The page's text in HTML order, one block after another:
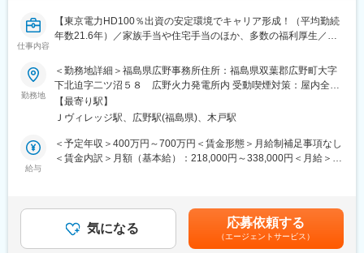
■ポジションの詳細：
・主な取引先：国土交通省、農林水産省、地方自治体、鉄道運輸
機構、各種団体、大手ゼネコン
・在籍人数：全国9支社にて約1,000名以上の技術が活躍しており
ます！中途入社者、多数活躍中！
■ワークライフバランス：
ることが可能です。
・退社時間や休日も公務員に準拠。官公庁は「働き方改革」を推
も特徴です。
・退職金制度や介護休業制度もあり、働きやすい環境が整ってお
ります。
仕事内容
【東京電力HD100％出資の安定環境でキャリア形成！（平均勤続
年数21.6年）／家族手当や住宅手当のほか、多数の福利厚生／残
■業務内容：
火力・バイオマス等の発電設備のメンテナンス工事の施工管理業
務を担当いただきます。
東京電力グループ会社だけではなく、グループ外の外販も伸びて
きているため、火力発電、原子力発電のみならず、バイオマス発
電などの再生可能エネルギーに関する幅広い案件に携わることが
可能です。
＜施工管理とは？＞
工事全体を管理・調整するお仕事です。実際に工事をする職人さ
勤務地
＜勤務地詳細＞福島県広野事務所住所：福島県双葉郡広野町大字
下北迫字二ツ沼５８ 広野火力発電所内 受動喫煙対策：屋内全面
禁煙変更の範囲：会社の定める事業所
【最寄り駅】
Ｊヴィレッジ駅、広野駅(福島県)、木戸駅
給与
＜予定年収＞400万円～700万円＜賃金形態＞月給制補足事項なし
＜賃金内訳＞月額（基本給）：218,000円～338,000円＜月給＞
手当：実費支給■モデル年収・25歳：5,104,000円・35歳：
6,826,000円・45歳：7,944,000円賃金はあくまでも目安の金額で
あり、選考を通じて上下する可能性があります。月給(月額)は固定
気になる 応募依頼する
（エージェントサービス）